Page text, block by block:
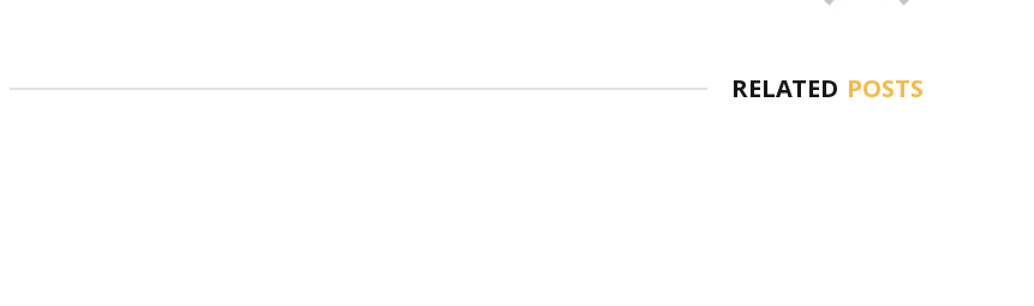
RELATED POSTS